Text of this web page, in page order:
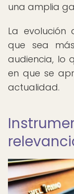
una amplia
La evolución
que sea
audiencia, lo
en que se
actualidad.